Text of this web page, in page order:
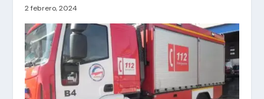
2 febrero, 2024